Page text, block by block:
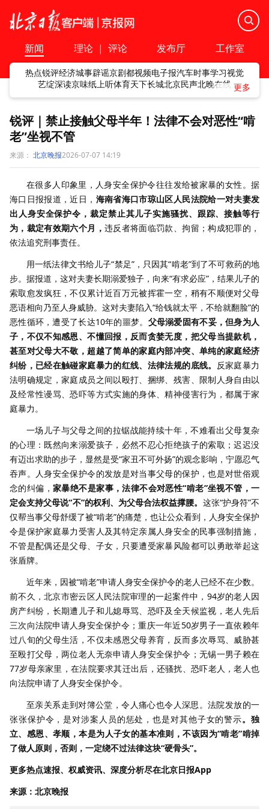
新闻 理论 | 评论 发布厅 工作室
热点锐评经济城事辟谣京剧都视频电子报汽车时事学习视觉
艺绽深读京味纸上听体育天下长城北京民声北晚在线
锐评｜禁止接触父母半年！法律不会对恶性“啃
老”坐视不管
来源： 北京晚报2026-07-07 14:19
在很多人印象里，人身安全保护令往往发给被家暴的女性。据
海口日报报道，近日， 海南省海口市琼山区人民法院给一对夫妻发
出人身安全保护令，裁定禁止其儿子实施骚扰、跟踪、接触等行
为，裁定有效期六个月， 违反者将面临罚款、拘留；构成犯罪的，
依法追究刑事责任。
用一纸法律文书给儿子“禁足”，只因其“啃老”到了不可救药的地
步。据报道，这对夫妻长期溺爱独子，向来“有求必应”，结果儿子的
索取愈发疯狂，不仅累计近百万元被挥霍一空，稍有不顺便对父母
恶语相向乃至人身威胁。这对夫妻陷入“给钱就太平，不给就翻脸”的
恶性循环，遭受了长达10年的噩梦。 父母溺爱固有不妥，但身为人
子，不仅不知感恩、不懂回报，反而贪婪无度，把父母当提款机，
甚至对父母大不敬，超越了简单的家庭内部冲突、单纯的家庭经济
纠纷，已经在触碰家庭暴力的红线、法律法规的底线。 反家庭暴力
法明确规定，家庭成员之间以殴打、捆绑、残害、限制人身自由以
及经常性谩骂、恐吓等方式实施的身体、精神侵害行为，都属于家
庭暴力。
一场儿子与父母之间的拉锯战能持续十年，不难看出父母复杂
的心理：既然向来溺爱孩子，必然不忍心拒绝孩子的索取；迟迟没
有迈出求助的步子，显然是受“家丑不可外扬”的观念影响，宁愿忍气
吞声。人身安全保护令的发放是对当事父母的保护，也是对世俗观
念的纠偏，家暴绝不是家事，法律不会对恶性“啃老”坐视不管，一
定会支持父母说“不”的权利、为父母合法权益撑腰。 这张“护身符”不
仅帮当事父母舒缓了被“啃老”的痛楚，也让公众看到，人身安全保护
令是保护家庭暴力受害人及其特定亲属人身安全的民事强制措施，
不管是配偶还是父母、子女，只要遭受家暴风险都可以勇敢举起这
张盾牌。
近年来，因被“啃老”申请人身安全保护令的老人已经不在少数。
前不久，北京市密云区人民法院审理的一起案件中，94岁的老人因
房产纠纷，长期遭儿子和儿媳辱骂、恐吓及全天候监视，老人先后
三次向法院申请人身安全保护令；重庆一年近50岁男子一直依赖年
过八旬的父母生活，不仅未感恩父母养育，反而多次辱骂、威胁甚
至殴打父母，两位老人无奈申请人身安全保护令；无锡一男子赖在
77岁母亲家里，在法院要求其迁出后，还骚扰、恐吓老人，老人也
向法院申请了人身安全保护令。
至亲关系走到对簿公堂，令人痛心也令人深思。法院发放的一
张张保护令，是对涉案人员的惩处，也是对其他子女的警示。独
立、感恩、孝顺，本是为人子女的基本准则，不该因为“啃老”啃掉
了做人原则，否则，一定绕不过法律这块“硬骨头”。
更多热点速报、权威资讯、深度分析尽在北京日报App
来源：北京晚报